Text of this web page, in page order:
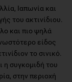
Ιαπωνία και
του ακτινίδιου.
και πιο ψηλά
είδος
το σινικό.
η συγκομιδή του
στην περιοχή